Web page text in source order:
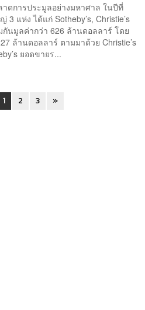
ดการประมูลอย่างมหาศาล ในปีที่
แห่ง ได้แก่ Sotheby’s, Christie’s
นมูลค่ากว่า 626 ล้านดอลลาร์ โดย
ล้านดอลลาร์ ตามมาด้วย Christie’s
ยอดขายร...
1 2 3 »